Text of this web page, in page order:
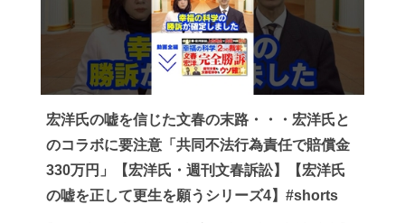
宏洋氏の嘘を信じた文春の末路・・・宏洋氏と
のコラボに要注意「共同不法行為責任で賠償金
330万円」【宏洋氏・週刊文春訴訟】【宏洋氏
の嘘を正して更生を願うシリーズ4】#shorts